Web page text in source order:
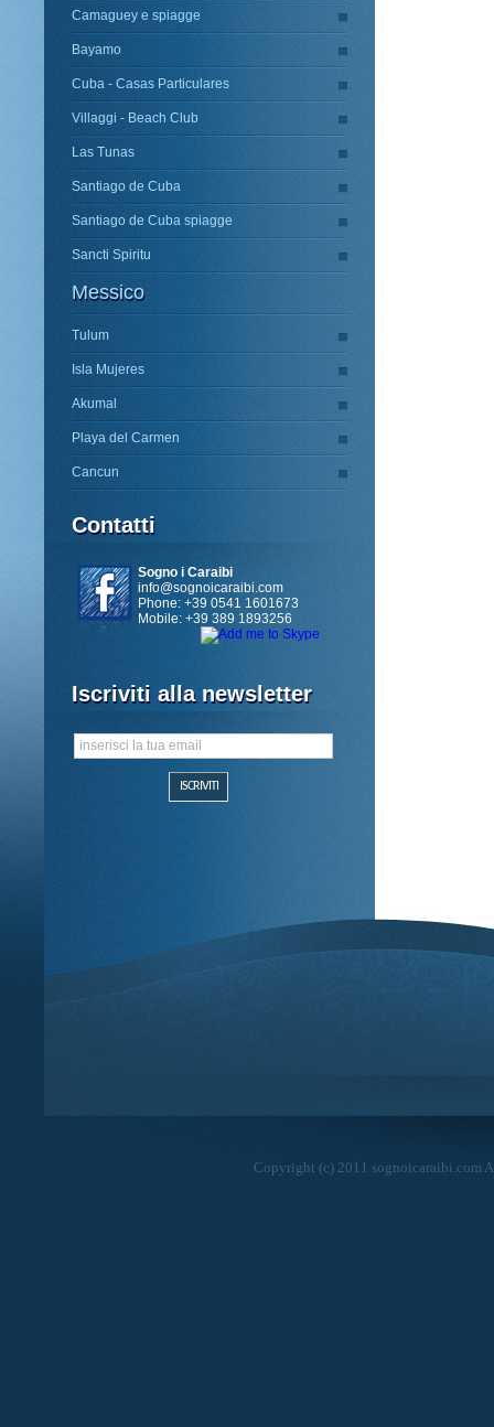
Camaguey e spiagge
Bayamo
Cuba - Casas Particulares
Villaggi - Beach Club
Las Tunas
Santiago de Cuba
Santiago de Cuba spiagge
Sancti Spiritu
Messico
Tulum
Isla Mujeres
Akumal
Playa del Carmen
Cancun
Contatti
Sogno i Caraibi
info@sognoicaraibi.com
Phone: +39 0541 1601673
Mobile: +39 389 1893256
Iscriviti alla newsletter
Copyright (c) 2011 sognoicaraibi.com